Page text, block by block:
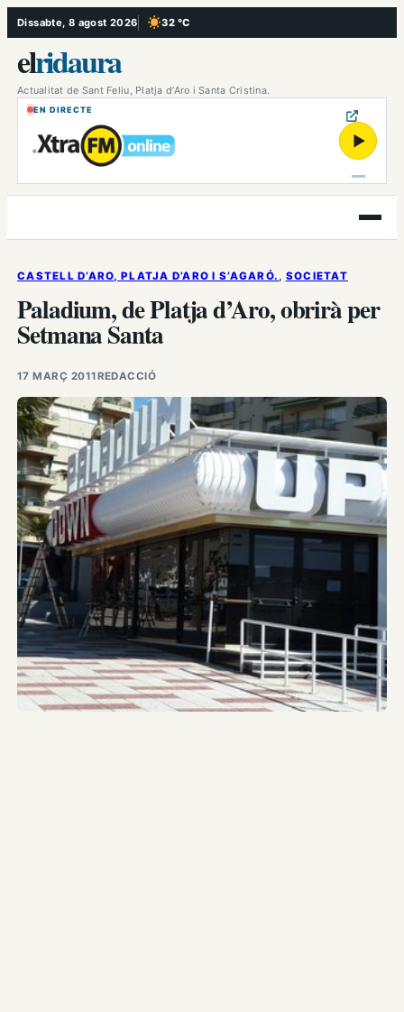
Vés
al
contingut
Dissabte, 8 agost 2026 32 °C
, Cel serè
elridaura
Actualitat de Sant Feliu, Platja d’Aro i Santa Cristina.
EN DIRECTE
▶
Obre
el
CASTELL D’ARO, PLATJA D’ARO I S’AGARÓ. , SOCIETAT
Paladium, de Platja d’Aro, obrirà per
Setmana Santa
17 MARÇ 2011REDACCIÓ